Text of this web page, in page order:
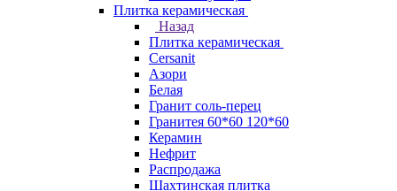
Плитка керамическая
Назад
Плитка керамическая
Cersanit
Азори
Белая
Гранит соль-перец
Гранитея 60*60 120*60
Керамин
Нефрит
Распродажа
Шахтинская плитка